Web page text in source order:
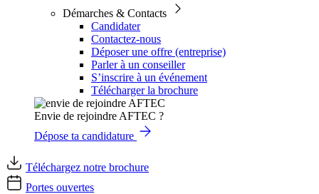
Démarches & Contacts
Candidater
Contactez-nous
Déposer une offre (entreprise)
Parler à un conseiller
S’inscrire à un événement
Télécharger la brochure
Envie de rejoindre AFTEC ?
Dépose ta candidature
Téléchargez notre brochure
Portes ouvertes